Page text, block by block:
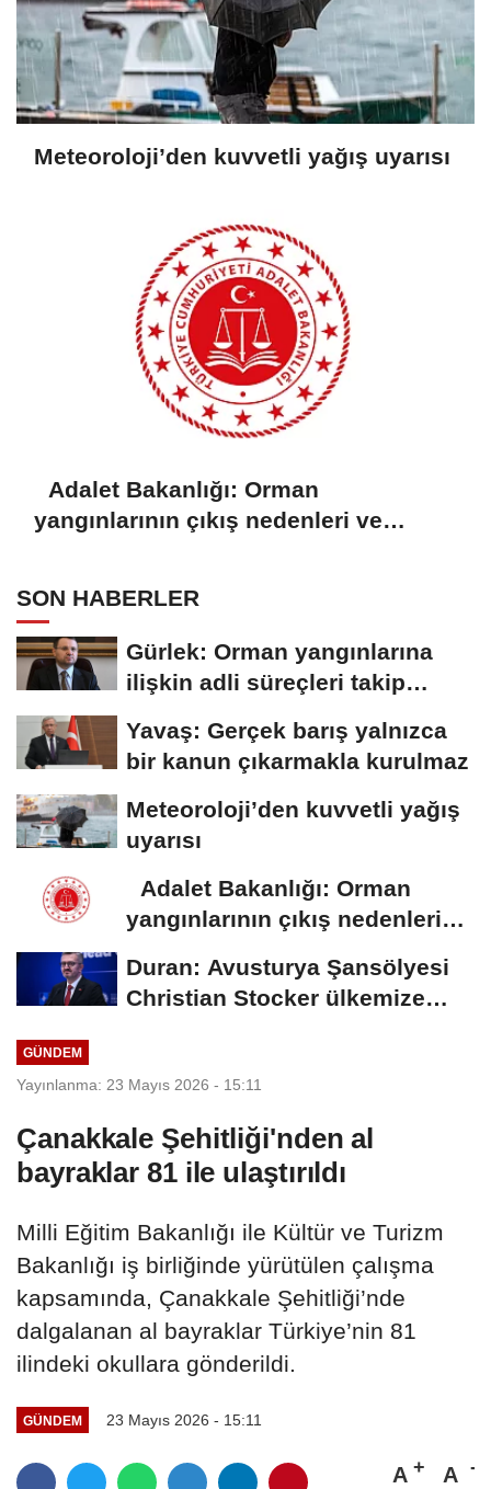
Meteoroloji’den kuvvetli yağış uyarısı
Adalet Bakanlığı: Orman
yangınlarının çıkış nedenleri ve
SON HABERLER
Gürlek: Orman yangınlarına
ilişkin adli süreçleri takip
Yavaş: Gerçek barış yalnızca
bir kanun çıkarmakla kurulmaz
Meteoroloji’den kuvvetli yağış
uyarısı
Adalet Bakanlığı: Orman
yangınlarının çıkış nedenleri
Duran: Avusturya Şansölyesi
Christian Stocker ülkemize
GÜNDEM
Yayınlanma: 23 Mayıs 2026 - 15:11
Çanakkale Şehitliği'nden al
bayraklar 81 ile ulaştırıldı
Milli Eğitim Bakanlığı ile Kültür ve Turizm
Bakanlığı iş birliğinde yürütülen çalışma
kapsamında, Çanakkale Şehitliği’nde
dalgalanan al bayraklar Türkiye’nin 81
ilindeki okullara gönderildi.
GÜNDEM 23 Mayıs 2026 - 15:11
A A